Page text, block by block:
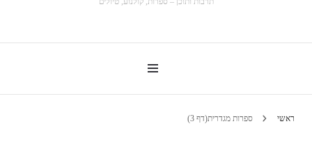
ראשי ספרות מגדרית(דף 3)